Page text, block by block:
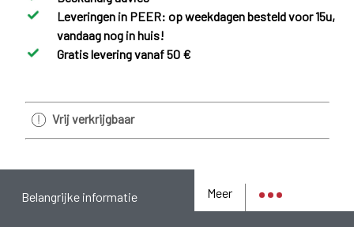
Leveringen in PEER: op weekdagen besteld voor 15u,
vandaag nog in huis!
Gratis levering vanaf 50 €
Vrij verkrijgbaar
Meer
Belangrijke informatie